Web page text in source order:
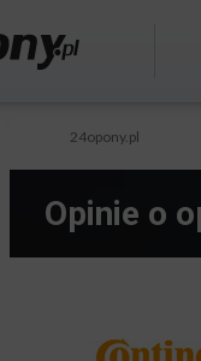
24opony.pl
Opinie o